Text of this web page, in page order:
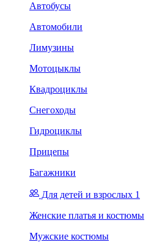
Автобусы
Автомобили
Лимузины
Мотоцыклы
Квадроциклы
Снегоходы
Гидроциклы
Прицепы
Багажники
Для детей и взрослых 1
Женские платья и костюмы
Мужские костюмы